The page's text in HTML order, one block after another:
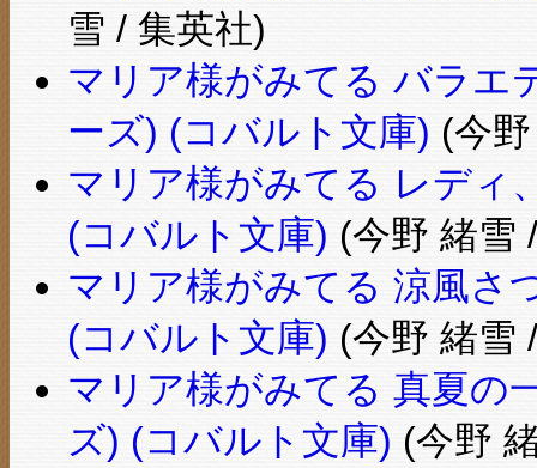
雪 / 集英社)
マリア様がみてる バラエ
ーズ) (コバルト文庫) (今
マリア様がみてる レディ
(コバルト文庫) (今野 緒雪
マリア様がみてる 涼風さ
(コバルト文庫) (今野 緒雪
マリア様がみてる 真夏の
ズ) (コバルト文庫) (今野